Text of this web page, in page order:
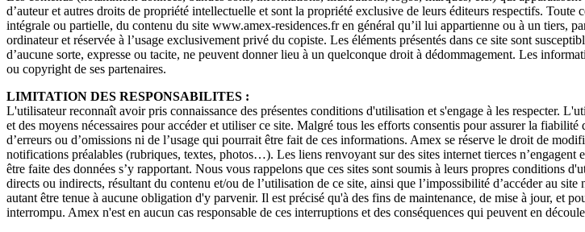
d’auteur et autres droits de propriété intellectuelle et sont la propriété exclusive de leurs éditeurs respectifs.
intégrale ou partielle, du contenu du site www.amex-residences.fr en général qu’il lui appartienne ou à un tiers,
ordinateur et réservée à l’usage exclusivement privé du copiste. Les éléments présentés dans ce site sont
d’aucune sorte, expresse ou tacite, ne peuvent donner lieu à un quelconque droit à dédommagement. Les
ou copyright de ses partenaires.
LIMITATION DES RESPONSABILITES :
L'utilisateur reconnaît avoir pris connaissance des présentes conditions d'utilisation et s'engage à les respecter.
et des moyens nécessaires pour accéder et utiliser ce site. Malgré tous les efforts consentis pour assurer la
d’erreurs ou d’omissions ni de l’usage qui pourrait être fait de ces informations. Amex se réserve le droit de
notifications préalables (rubriques, textes, photos…). Les liens renvoyant sur des sites internet tierces
être faite des données s’y rapportant. Nous vous rappelons que ces sites sont soumis à leurs propres conditions
directs ou indirects, résultant du contenu et/ou de l’utilisation de ce site, ainsi que l’impossibilité d’accéder au
autant être tenue à aucune obligation d'y parvenir. Il est précisé qu'à des fins de maintenance, de mise à jour, et
interrompu. Amex n'est en aucun cas responsable de ces interruptions et des conséquences qui peuvent en